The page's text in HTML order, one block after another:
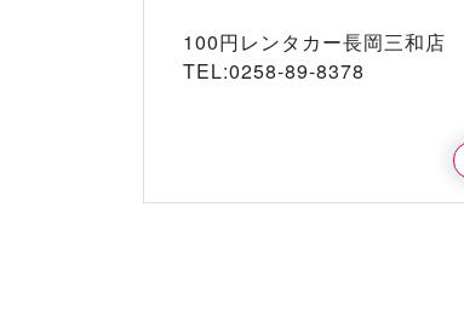
100円レンタカー長岡三和店
TEL:0258-89-8378